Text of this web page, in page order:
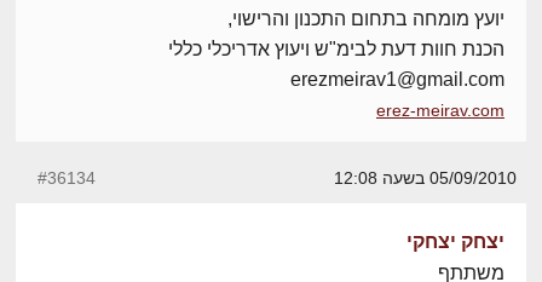
יועץ מומחה בתחום התכנון והרישוי,
הכנת חוות דעת לבימ"ש ויעוץ אדריכלי כללי
erezmeirav1@gmail.com
erez-meirav.com
05/09/2010 בשעה 12:08 #36134
יצחק יצחקי
משתתף